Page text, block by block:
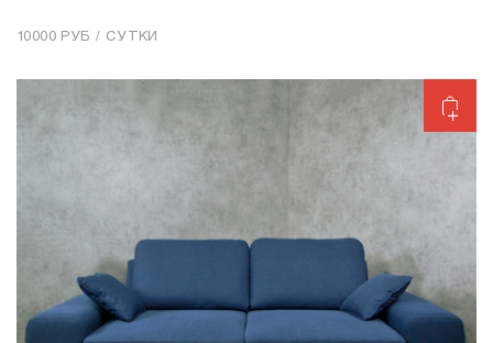
10000 РУБ / СУТКИ